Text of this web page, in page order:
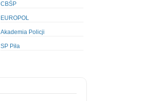
CBŚP
EUROPOL
Akademia Policji
SP Piła